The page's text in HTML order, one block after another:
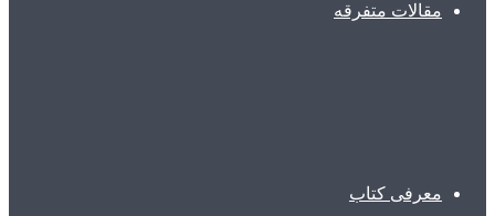
مقالات متفرقه
معرفی کتاب